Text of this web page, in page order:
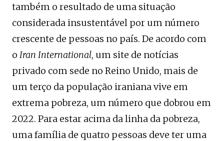
também o resultado de uma situação
considerada insustentável por um número
crescente de pessoas no país. De acordo com
o Iran International, um site de notícias
privado com sede no Reino Unido, mais de
um terço da população iraniana vive em
extrema pobreza, um número que dobrou em
2022. Para estar acima da linha da pobreza,
uma família de quatro pessoas deve ter uma